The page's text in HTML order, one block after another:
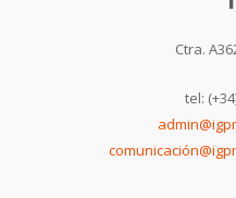
Ctra.
tel: